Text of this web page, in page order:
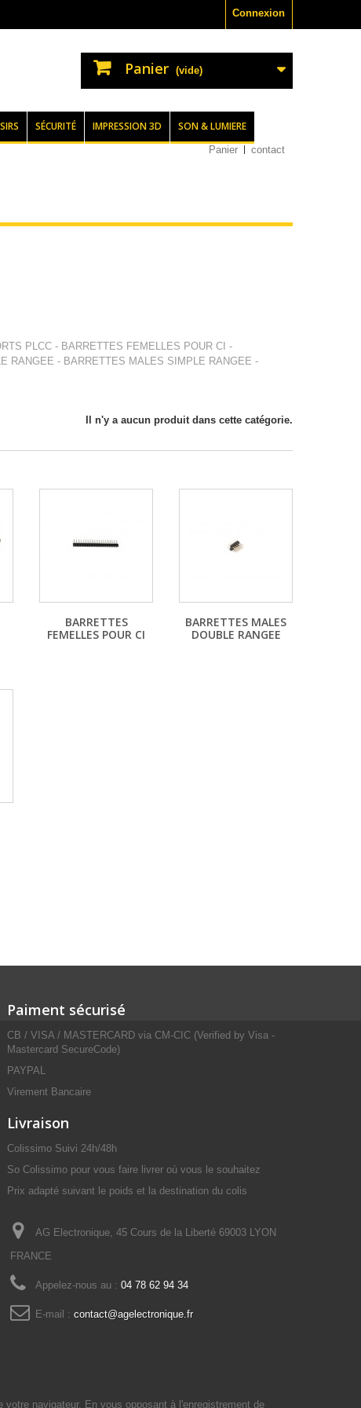
Connexion
Panier (vide)
SÉCURITÉ IMPRESSION 3D SON & LUMIERE
Panier contact
PLCC - BARRETTES FEMELLES POUR CI -
RANGEE - BARRETTES MALES SIMPLE RANGEE -
Il n'y a aucun produit dans cette catégorie.
BARRETTES
FEMELLES POUR CI
BARRETTES MALES
DOUBLE RANGEE
Paiment sécurisé
CB / VISA / MASTERCARD via CM-CIC (Verified by Visa -
Mastercard SecureCode)
PAYPAL
Virement Bancaire
Livraison
Colissimo Suivi 24h/48h
So Colissimo pour vous faire livrer où vous le souhaitez
Prix adapté suivant le poids et la destination du colis
AG Electronique, 45 Cours de la Liberté 69003 LYON
FRANCE
Appelez-nous au : 04 78 62 94 34
E-mail : contact@agelectronique.fr
navigateur. En vous opposant à l'enregistrement de